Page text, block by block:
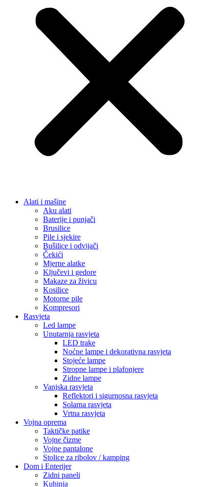
Alati i mašine
Aku alati
Baterije i punjači
Brusilice
Pile i sjekire
Bušilice i odvijači
Čekići
Mjerne alatke
Ključevi i gedore
Makaze za živicu
Kosilice
Motorne pile
Kompresori
Rasvjeta
Led lampe
Unutarnja rasvjeta
LED trake
Noćne lampe i dekorativna rasvjeta
Stojeće lampe
Stropne lampe i plafonjere
Zidne lampe
Vanjska rasvjeta
Reflektori i sigurnosna rasvjeta
Solarna rasvjeta
Vrtna rasvjeta
Vojna oprema
Taktičke patike
Vojne čizme
Vojne pantalone
Stolice za ribolov / kamping
Dom i Enterijer
Zidni paneli
Kuhinja